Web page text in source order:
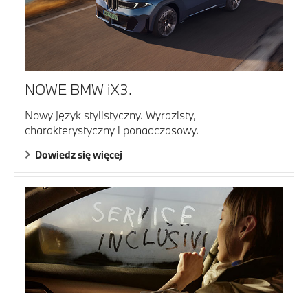
NOWE BMW iX3.
Nowy język stylistyczny. Wyrazisty,
charakterystyczny i ponadczasowy.
Dowiedz się więcej